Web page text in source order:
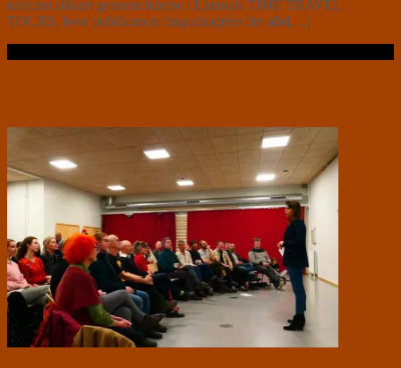
uniform sikkert gennem tiderne i Liminals TIME TRAVEL
TOURS, hvor publikum er buspassagerer der alle[…]